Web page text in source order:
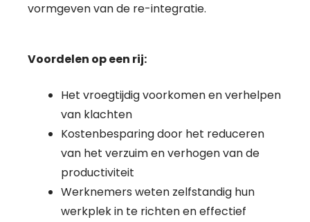
vormgeven van de re-integratie.
Voordelen op een rij:
Het vroegtijdig voorkomen en verhelpen
van klachten
Kostenbesparing door het reduceren
van het verzuim en verhogen van de
productiviteit
Werknemers weten zelfstandig hun
werkplek in te richten en effectief